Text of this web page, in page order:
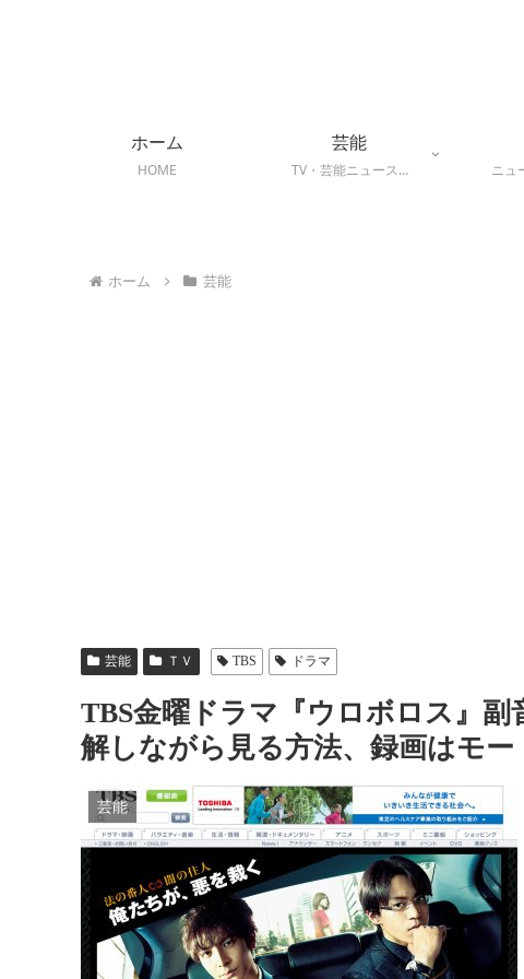
ホーム
HOME
芸能
TV・芸能ニュース…
ニュ
ホーム 芸能
芸能 ＴＶ TBS ドラマ
TBS金曜ドラマ『ウロボロス』
解しながら見る方法、録画はモー
芸能